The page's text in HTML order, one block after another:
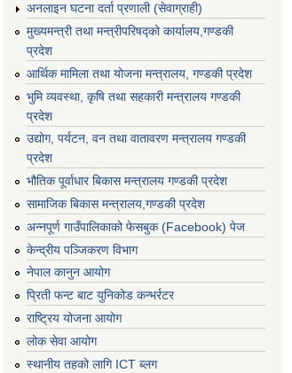
अनलाइन घटना दर्ता प्रणाली (सेवाग्राही)
मुख्यमन्त्री तथा मन्त्रीपरिषद्को कार्यालय,गण्डकी
प्रदेश
आर्थिक मामिला तथा योजना मन्त्रालय, गण्डकी प्रदेश
भुमि व्यवस्था, कृषि तथा सहकारी मन्त्रालय गण्डकी
प्रदेश
उद्योग, पर्यटन, वन तथा वातावरण मन्त्रालय गण्डकी
प्रदेश
भौतिक पूर्वाधार बिकास मन्त्रालय गण्डकी प्रदेश
सामाजिक बिकास मन्त्रालय,गण्डकी प्रदेश
अन्नपूर्ण गाउँपालिकाको फेसबुक (Facebook) पेज
केन्द्रीय पञ्जिकरण विभाग
नेपाल कानुन आयोग
प्रिती फन्ट बाट युनिकोड कन्भर्रटर
राष्ट्रिय योजना आयोग
लोक सेवा आयोग
स्थानीय तहको लागि ICT ब्लग